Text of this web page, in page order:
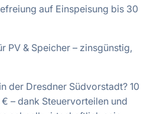
auf Einspeisung bis 30
PV & Speicher – zinsgünstig,
der Dresdner Südvorstadt? 10
– dank Steuervorteilen und